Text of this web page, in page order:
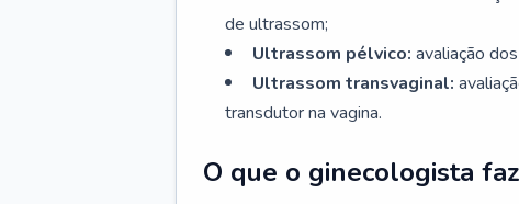
de ultrassom;
Ultrassom pélvico: avaliação
Ultrassom transvaginal:
transdutor na vagina.
O que o ginecologista